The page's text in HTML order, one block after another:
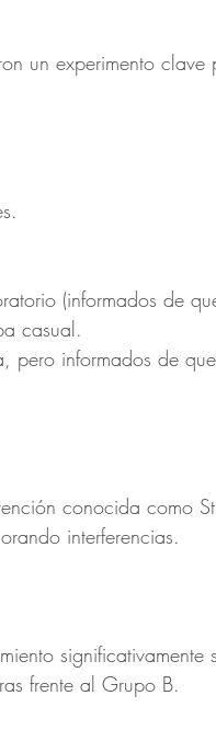
un experimento
(informados de
casual.
pero informados de
conocida como
interferencias.
significativamente
frente al Grupo B.